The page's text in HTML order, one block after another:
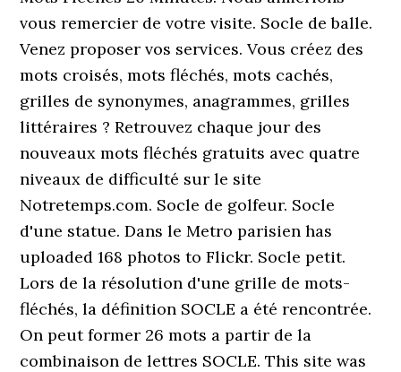
vous remercier de votre visite. Socle de balle.
Venez proposer vos services. Vous créez des
mots croisés, mots fléchés, mots cachés,
grilles de synonymes, anagrammes, grilles
littéraires ? Retrouvez chaque jour des
nouveaux mots fléchés gratuits avec quatre
niveaux de difficulté sur le site
Notretemps.com. Socle de golfeur. Socle
d'une statue. Dans le Metro parisien has
uploaded 168 photos to Flickr. Socle petit.
Lors de la résolution d'une grille de mots-
fléchés, la définition SOCLE a été rencontrée.
On peut former 26 mots a partir de la
combinaison de lettres SOCLE. This site was